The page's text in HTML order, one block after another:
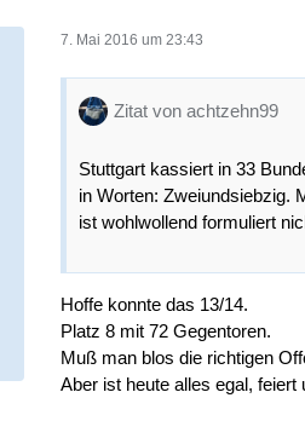
7. Mai 2016 um 23:43
Zitat von achtzehn99
Stuttgart kassiert in 33
in Worten: Zweiundsiebzig.
ist wohlwollend formuliert
Hoffe konnte das 13/14.
Platz 8 mit 72 Gegentoren.
Muß man blos die richtigen
Aber ist heute alles egal,